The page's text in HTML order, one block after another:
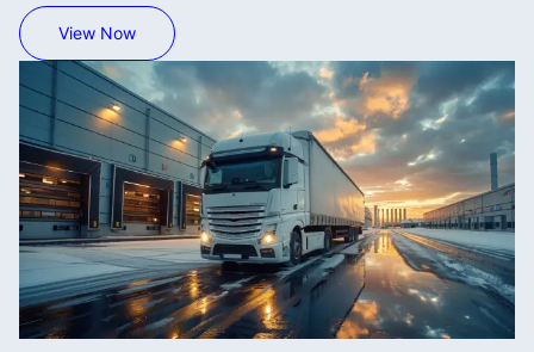
View Now